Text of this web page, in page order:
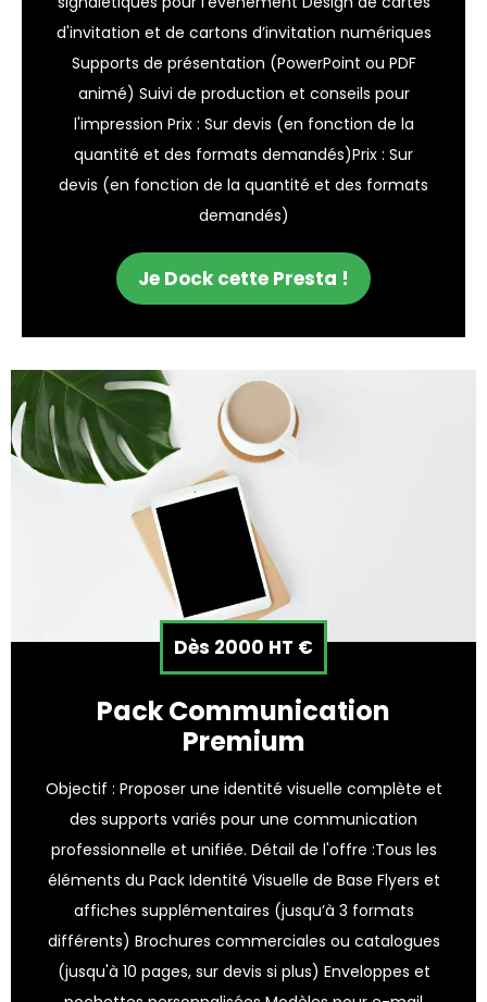
d'invitation et de cartons d’invitation numériques
Supports de présentation (PowerPoint ou PDF
animé) Suivi de production et conseils pour
l'impression Prix : Sur devis (en fonction de la
quantité et des formats demandés)Prix : Sur
devis (en fonction de la quantité et des formats
demandés)
Je Dock cette Presta !
Dès 2000 HT €
Pack Communication
Premium
Objectif : Proposer une identité visuelle complète et
des supports variés pour une communication
professionnelle et unifiée. Détail de l'offre :Tous les
éléments du Pack Identité Visuelle de Base Flyers et
affiches supplémentaires (jusqu’à 3 formats
différents) Brochures commerciales ou catalogues
(jusqu'à 10 pages, sur devis si plus) Enveloppes et